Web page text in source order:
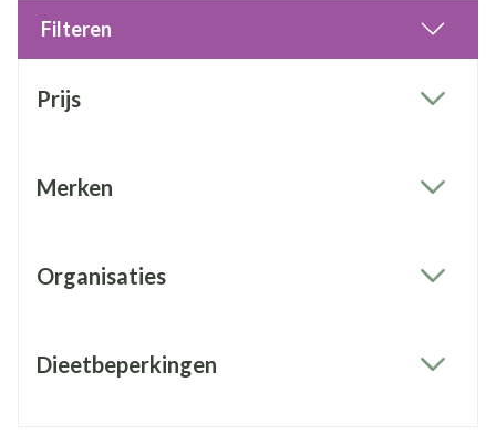
Filteren
Prijs
Merken
Organisaties
Dieetbeperkingen